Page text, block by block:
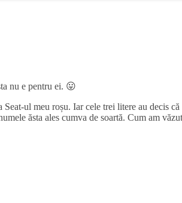
nu e pentru ei. 😛
ul meu roșu. Iar cele trei litere au decis că
ăsta ales cumva de soartă. Cum am văzut